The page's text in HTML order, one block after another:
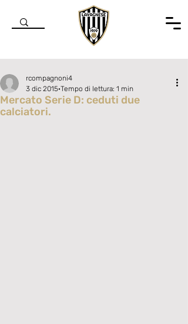
Mercato Serie D: ceduti due
calciatori.
rcompagnoni4
3 dic 2015 Tempo di lettura: 1 min